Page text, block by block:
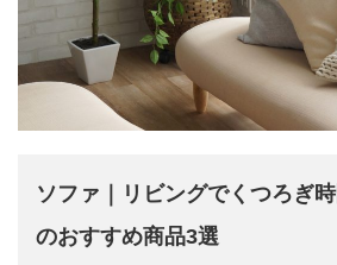
ソファ｜リビングでくつろぎ
のおすすめ商品3選